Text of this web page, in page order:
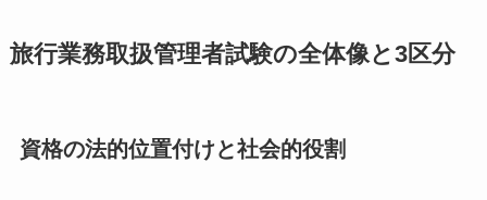
旅行業務取扱管理者試験の全体像と3区分
資格の法的位置付けと社会的役割